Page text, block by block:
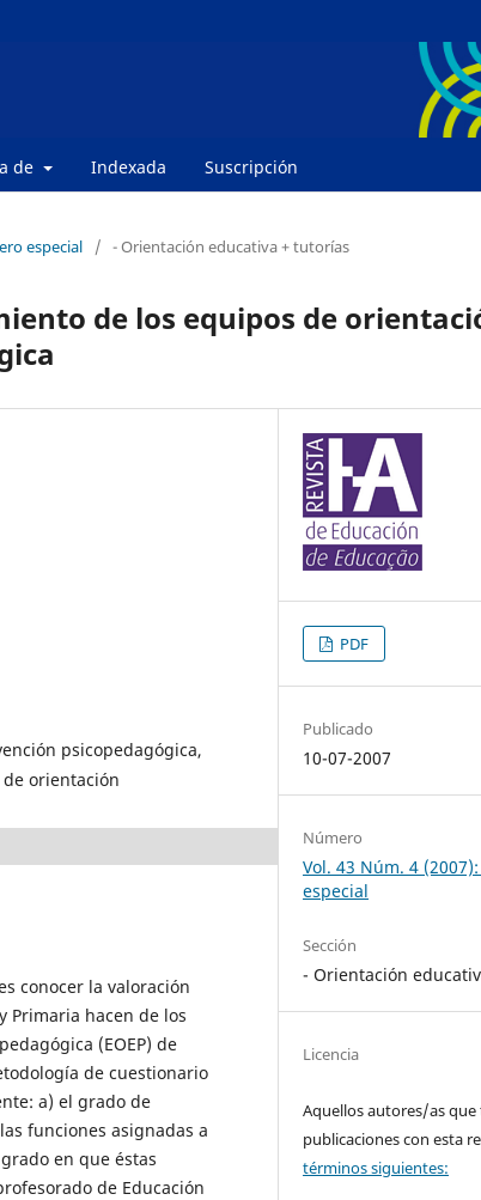
de Indexada Suscripción
especial / - Orientación educativa + tutorías
de los equipos de
psicopedagógica,
orientación
conocer la valoración
Primaria hacen de los
(EOEP) de
de cuestionario
a) el grado de
funciones asignadas a
en que éstas
de Educación
PDF
Publicado
10-07-2007
Número
Vol. 43 Núm. 4
especial
Sección
- Orientación
Licencia
Aquellos autores/as que
publicaciones con esta
términos siguientes: